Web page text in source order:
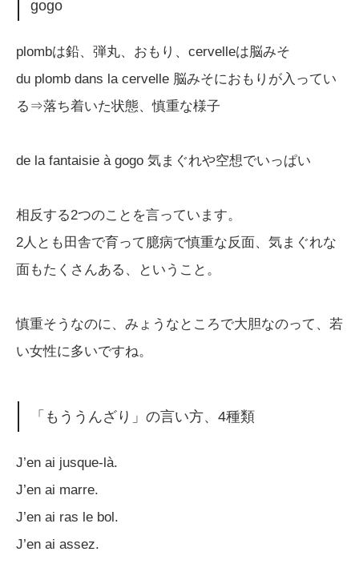
gogo
plombは鉛、弾丸、おもり、cervelleは脳みそ
du plomb dans la cervelle 脳みそにおもりが入ってい
る⇒落ち着いた状態、慎重な様子
de la fantaisie à gogo 気まぐれや空想でいっぱい
相反する2つのことを言っています。
2人とも田舎で育って臆病で慎重な反面、気まぐれな
面もたくさんある、ということ。
慎重そうなのに、みょうなところで大胆なのって、若
い女性に多いですね。
「もううんざり」の言い方、4種類
J’en ai jusque-là.
J’en ai marre.
J’en ai ras le bol.
J’en ai assez.